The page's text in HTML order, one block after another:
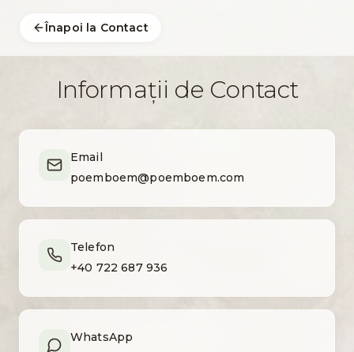
Înapoi la Contact
Informații de Contact
Email
poemboem@poemboem.com
Telefon
+40 722 687 936
WhatsApp